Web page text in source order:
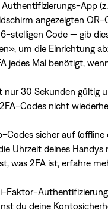
App
angezeigten
stelligen Code — gib
um die Einrichtung
jedes Mal benötigt,
nur 30 Sekunden gültig
Codes nicht
Codes sicher auf
Uhrzeit deines
was 2FA ist, erfahre
Faktor-
du deine